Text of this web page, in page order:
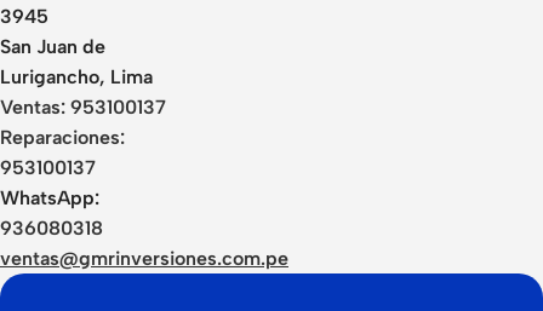
3945
San Juan de
Lurigancho, Lima
Ventas: 953100137
Reparaciones:
953100137
WhatsApp:
936080318
ventas@gmrinversiones.com.pe